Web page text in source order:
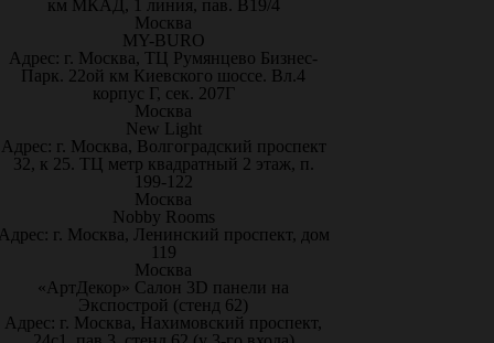
км МКАД, 1 линия, пав. В19/4
Москва
MY-BURO
Адрес: г. Москва, ТЦ Румянцево Бизнес-
Парк. 22ой км Киевского шоссе. Вл.4
корпус Г, сек. 207Г
Москва
New Light
Адрес: г. Москва, Волгоградский проспект
32, к 25. ТЦ метр квадратный 2 этаж, п.
199-122
Москва
Nobby Rooms
г. Москва, Ленинский проспект, дом
119
Москва
«АртДекор» Салон 3D панели на
Экспострой (стенд 62)
Адрес: г. Москва, Нахимовский проспект,